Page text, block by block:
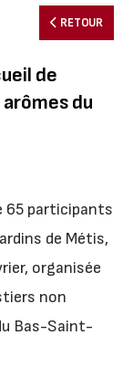
RETOUR
de
du
65 participants
de Métis,
organisée
non
Bas-Saint-